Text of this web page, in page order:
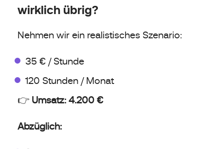
wirklich übrig?
Nehmen wir ein realistisches Szenario:
35 € / Stunde
120 Stunden / Monat
👉 Umsatz: 4.200 €
Abzüglich: